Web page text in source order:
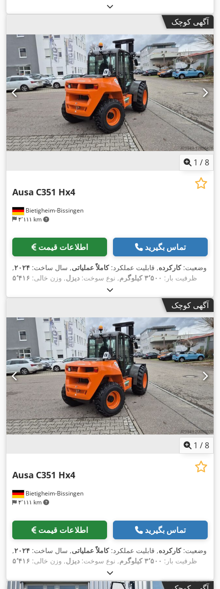
آگهی کوچک
1 /8
Bietigheim-Bissingen
۴٬۱۱۱ km
Ausa C351 Hx4
اطلاعات قیمت تماس بگیرید
وضعیت:کارکرده, قابلیت عملکرد:کاملاً عملیاتی, سال ساخت: ۲۰۲۴,
ظرفیت بار: ۳٬۵۰۰ کیلوگرم , نوع سوخت: دیزل, وزن خالی: ۵٬۴۱۶
۴٬۵۴۰ میلی‌متر
Diesel,
آگهی کوچک
1 /8
Bietigheim-Bissingen
۴٬۱۱۱ km
Ausa C351 Hx4
اطلاعات قیمت تماس بگیرید
وضعیت:کارکرده, قابلیت عملکرد:کاملاً عملیاتی, سال ساخت: ۲۰۲۴,
ظرفیت بار: ۳٬۵۰۰ کیلوگرم , نوع سوخت: دیزل, وزن خالی: ۵٬۴۱۶
۴٬۵۴۰ میلی‌متر
Diesel,